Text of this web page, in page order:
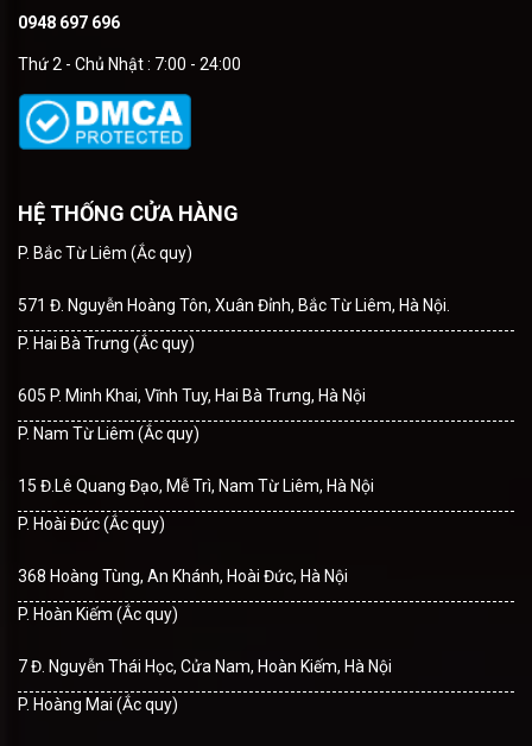
0948 697 696
Thứ 2 - Chủ Nhật : 7:00 - 24:00
HỆ THỐNG CỬA HÀNG
P. Bắc Từ Liêm (Ắc quy)
571 Đ. Nguyễn Hoàng Tôn, Xuân Đỉnh, Bắc Từ Liêm, Hà Nội.
P. Hai Bà Trưng (Ắc quy)
605 P. Minh Khai, Vĩnh Tuy, Hai Bà Trưng, Hà Nội
P. Nam Từ Liêm (Ắc quy)
15 Đ.Lê Quang Đạo, Mễ Trì, Nam Từ Liêm, Hà Nội
P. Hoài Đức (Ắc quy)
368 Hoàng Tùng, An Khánh, Hoài Đức, Hà Nội
P. Hoàn Kiếm (Ắc quy)
7 Đ. Nguyễn Thái Học, Cửa Nam, Hoàn Kiếm, Hà Nội
P. Hoàng Mai (Ắc quy)